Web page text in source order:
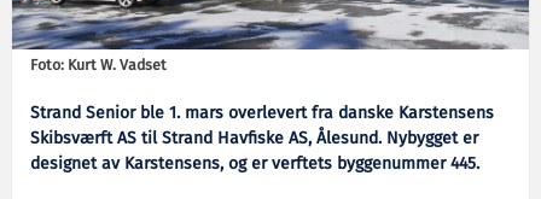
Foto: Kurt W. Vadset
Strand Senior ble 1. mars overlevert fra danske Karstensens
Skibsværft AS til Strand Havfiske AS, Ålesund. Nybygget er
designet av Karstensens, og er verftets byggenummer 445.